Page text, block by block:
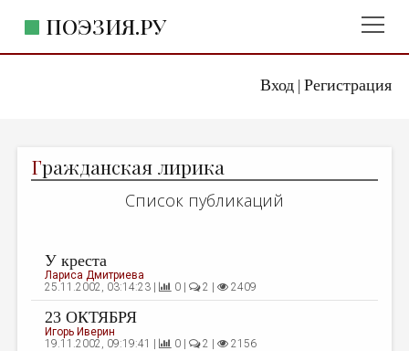
Вход| Регистрация
ПОЭЗИЯ.РУ
ЖАНРЫ
ЛИТСАЛОН
НОВОСТИ
ПРАВИЛА САЙТА
Гражданская лирика
Список публикаций
У креста
Лариса Дмитриева
25.11.2002, 03:14:23 |
0 | 2 | 2409
23 ОКТЯБРЯ
Игорь Иверин
19.11.2002, 09:19:41 |
0 | 2 | 2156